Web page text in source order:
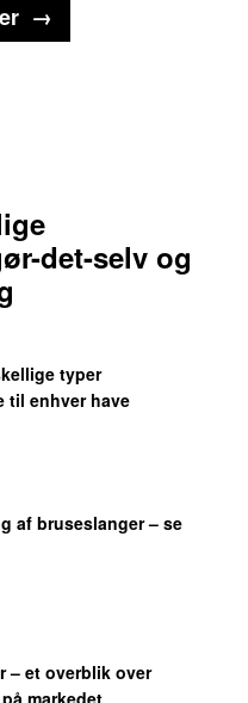
– et overblik over
markedet
af bruseslanger – se
typer
til enhver have
det-selv og